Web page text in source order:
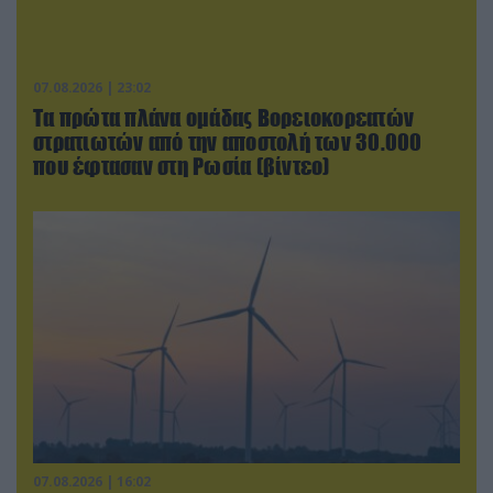
07.08.2026 | 23:02
Τα πρώτα πλάνα ομάδας Βορειοκορεατών
στρατιωτών από την αποστολή των 30.000
που έφτασαν στη Ρωσία (βίντεο)
07.08.2026 | 16:02